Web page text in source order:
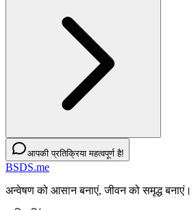
आपकी प्रतिक्रिया महत्वपूर्ण है!
BSDS.me
अन्वेषण को आसान बनाएं, जीवन को समृद्ध बनाएं।